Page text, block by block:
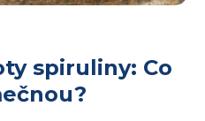
spiruliny: Co